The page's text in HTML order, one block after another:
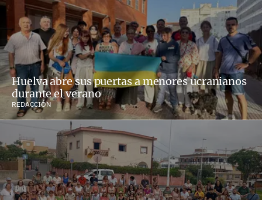
Huelva abre sus puertas a menores ucranianos
durante el verano
REDACCIÓN